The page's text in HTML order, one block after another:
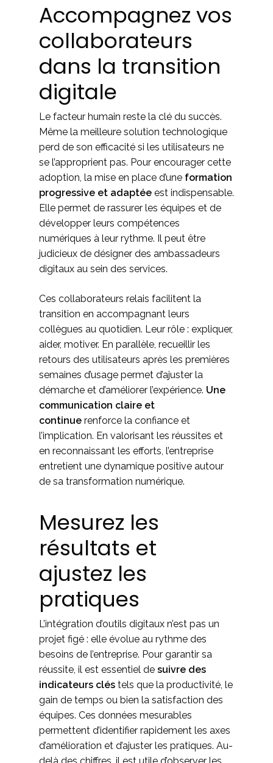
Accompagnez vos
collaborateurs
dans la transition
digitale
Le facteur humain reste la clé du succès.
Même la meilleure solution technologique
perd de son efficacité si les utilisateurs ne
se l’approprient pas. Pour encourager cette
adoption, la mise en place d’une formation
progressive et adaptée est indispensable.
Elle permet de rassurer les équipes et de
développer leurs compétences
numériques à leur rythme. Il peut être
judicieux de désigner des ambassadeurs
digitaux au sein des services.
Ces collaborateurs relais facilitent la
transition en accompagnant leurs
collègues au quotidien. Leur rôle : expliquer,
aider, motiver. En parallèle, recueillir les
retours des utilisateurs après les premières
semaines d’usage permet d’ajuster la
démarche et d’améliorer l’expérience. Une
communication claire et
continue renforce la confiance et
l’implication. En valorisant les réussites et
en reconnaissant les efforts, l’entreprise
entretient une dynamique positive autour
de sa transformation numérique.
Mesurez les
résultats et
ajustez les
pratiques
L’intégration d’outils digitaux n’est pas un
projet figé : elle évolue au rythme des
besoins de l’entreprise. Pour garantir sa
réussite, il est essentiel de suivre des
indicateurs clés tels que la productivité, le
gain de temps ou bien la satisfaction des
équipes. Ces données mesurables
permettent d’identifier rapidement les axes
d’amélioration et d’ajuster les pratiques. Au-